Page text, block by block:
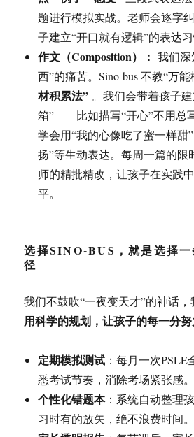
题进行模拟实战。老师会逐字
子建立“开口就有逻辑”的表达习
作文（Composition）： 我们深
西”的痛苦。Sino-bus 不教“万
材积累法” 。我们会带着孩子
箱”——比如描写“开心”不用总
学会用“我的心像吃了蜜一样甜
扬”等生动表达。每周一篇的限
师的精批精改，让孩子在实践
平。
选择SINO-BUS，就是选择
径
我们不鼓吹“一夜变天才”的神话，
用科学的规划，让孩子的每一分努
定期模拟测试 ：每月一次
悉考试节奏，消除考场紧张感。
个性化错题本：系统自动整理
习时有的放矢，绝不浪费时间。